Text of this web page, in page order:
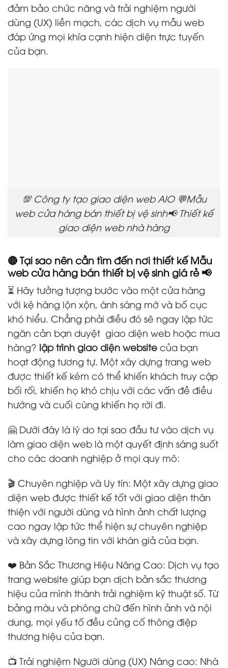
đảm bảo chức năng và trải nghiệm người
dùng (UX) liền mạch, các dịch vụ mẫu web
đáp ứng mọi khía cạnh hiện diện trực tuyến
của bạn.
💯 Công ty tạo giao diện web AIO 💬Mẫu
web cửa hàng bán thiết bị vệ sinh📢 Thiết kế
giao diện web nhà hàng
🔴 Tại sao nên cần tìm đến nơi thiết kế Mẫu
web cửa hàng bán thiết bị vệ sinh giá rẻ 📢
⏳ Hãy tưởng tượng bước vào một cửa hàng
với kệ hàng lộn xộn, ánh sáng mờ và bố cục
khó hiểu. Chẳng phải điều đó sẽ ngay lập tức
ngăn cản bạn duyệt giao diện web hoặc mua
hàng? lập trình giao diện website của bạn
hoạt động tương tự. Một xây dựng trang web
được thiết kế kém có thể khiến khách truy cập
bối rối, khiến họ khó chịu với các vấn đề điều
hướng và cuối cùng khiến họ rời đi.
🤗 Dưới đây là lý do tại sao đầu tư vào dịch vụ
làm giao diện web là một quyết định sáng suốt
cho các doanh nghiệp ở mọi quy mô:
🎬 Chuyên nghiệp và Uy tín: Một xây dựng giao
diện web được thiết kế tốt với giao diện thân
thiện với người dùng và hình ảnh chất lượng
cao ngay lập tức thể hiện sự chuyên nghiệp
và xây dựng lòng tin với khán giả của bạn.
❤️ Bản Sắc Thương Hiệu Nâng Cao: Dịch vụ tạo
trang website giúp bạn dịch bản sắc thương
hiệu của mình thành trải nghiệm kỹ thuật số. Từ
bảng màu và phông chữ đến hình ảnh và nội
dung, mọi yếu tố đều củng cố thông điệp
thương hiệu của bạn.
📺 Trải nghiệm Người dùng (UX) Nâng cao: Nhà